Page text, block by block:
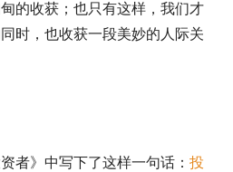
的收获；也只有这样，我们才
时，也收获一段美妙的人际关
者》中写下了这样一句话： 投